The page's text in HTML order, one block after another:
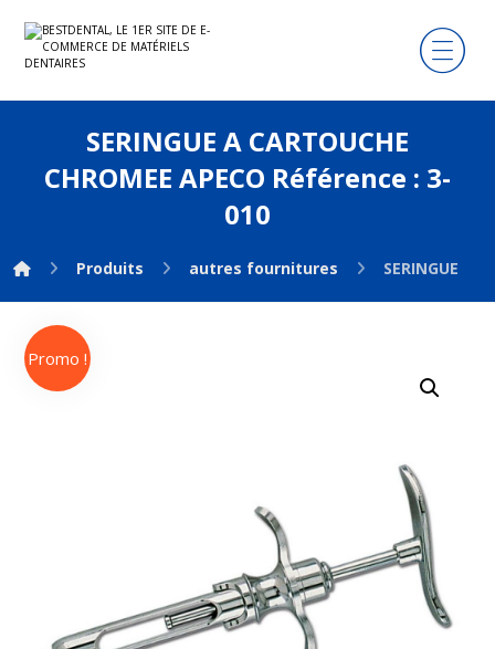
SERINGUE A CARTOUCHE
CHROMEE APECO Référence : 3-
010
Produits autres fournitures SERINGUE A
Promo !